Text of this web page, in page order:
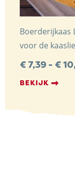
Boerderijkaas
voor de
€7,39 - €
BEKIJK